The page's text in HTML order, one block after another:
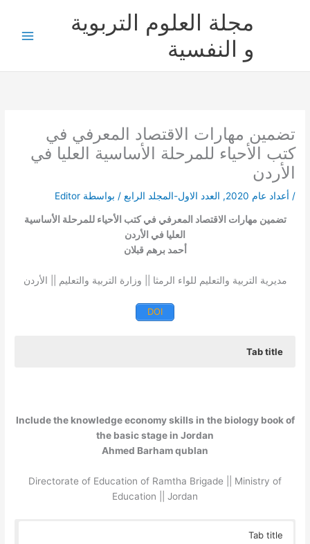
مجلة العلوم التربوية
و النفسية
تضمين مهارات الاقتصاد المعرفي في
كتب الأحياء للمرحلة الأساسية العليا في
الأردن
/ أعداد عام 2020 , العدد الاول-المجلد الرابع / بواسطة Editor
تضمين مهارات الاقتصاد المعرفي في كتب الأحياء للمرحلة الأساسية
العليا في الأردن
أحمد برهم قبلان
مديرية التربية والتعليم للواء الرمثا || وزارة التربية والتعليم || الأردن
DOI
Tab title
درجة مراعاتها لمبادئ الاقتصاد المعرفي، لذا قام الباحث باستخدام
المنهج الوصفي التحليلي، وقد تكونت عينة الدراسة من كتب الأحياء
للمرحلة الأساسية العليا (التاسع والعاشر الأساسي) المقررة في الأردن
مكونة من (38) مهارة لقياس مهارات الاقتصاد المعرفي ضمن أربع
مجالات. وتوصلت الدراسة إلى أن المجال التكنولوجي قد حظي
Include the knowledge economy skills in the biology book of
the basic stage in Jordan
Ahmed Barham qublan
Directorate of Education of Ramtha Brigade || Ministry of
Education || Jordan
Tab title